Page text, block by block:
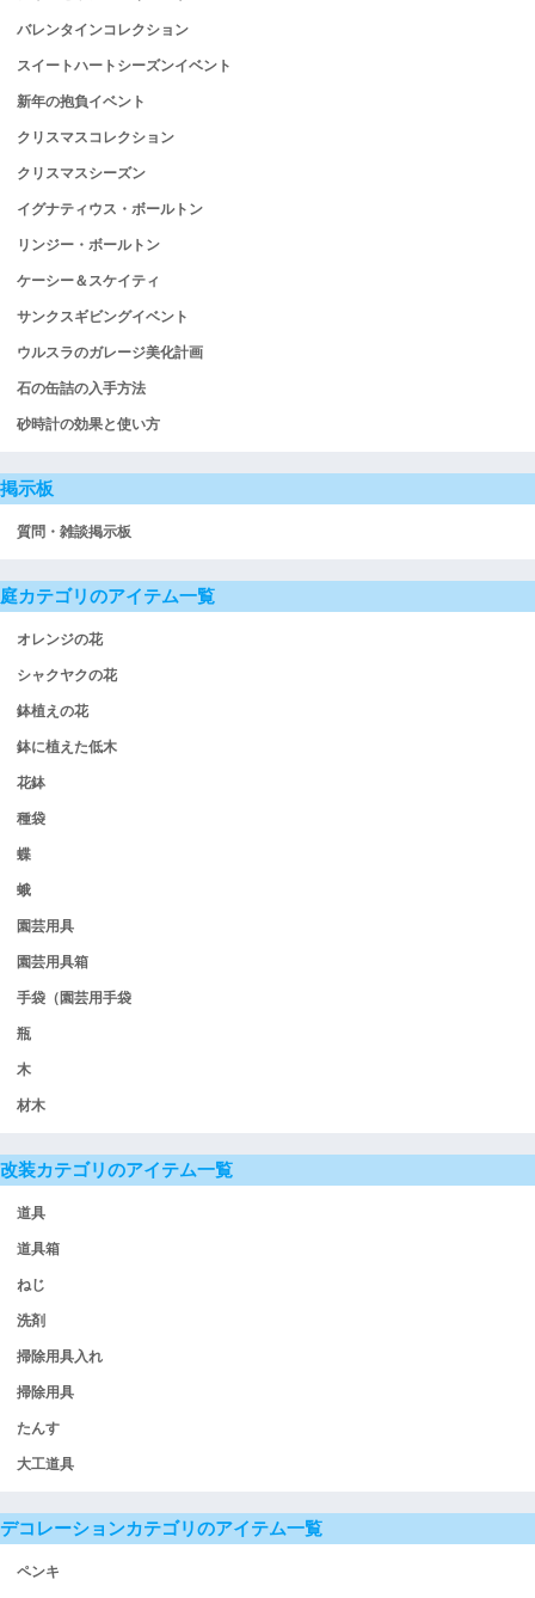
バレンタインコレクション
スイートハートシーズンイベント
新年の抱負イベント
クリスマスコレクション
クリスマスシーズン
イグナティウス・ボールトン
リンジー・ボールトン
ケーシー＆スケイティ
サンクスギビングイベント
ウルスラのガレージ美化計画
石の缶詰の入手方法
砂時計の効果と使い方
掲示板
質問・雑談掲示板
庭カテゴリのアイテム一覧
オレンジの花
シャクヤクの花
鉢植えの花
鉢に植えた低木
花鉢
種袋
蝶
蛾
園芸用具
園芸用具箱
手袋（園芸用手袋
瓶
木
材木
改装カテゴリのアイテム一覧
道具
道具箱
ねじ
洗剤
掃除用具入れ
掃除用具
たんす
大工道具
デコレーションカテゴリのアイテム一覧
ペンキ